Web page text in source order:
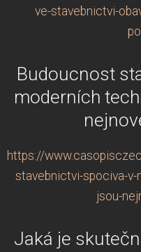
ve-stavebnictvi-
Budoucnost
moderních
https://
stavebnictvi-spociva-
jsou-
Jaká je